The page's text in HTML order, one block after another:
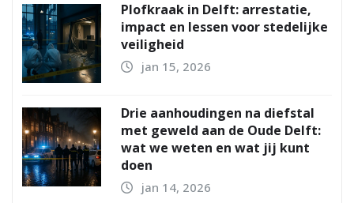
Plofkraak in Delft: arrestatie,
impact en lessen voor stedelijke
veiligheid
jan 15, 2026
Drie aanhoudingen na diefstal
met geweld aan de Oude Delft:
wat we weten en wat jij kunt
doen
jan 14, 2026